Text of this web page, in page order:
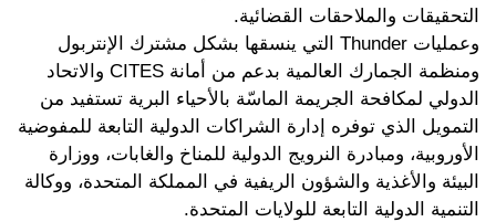
التحقيقات والملاحقات القضائية.
وعمليات Thunder التي ينسقها بشكل مشترك الإنتربول
ومنظمة الجمارك العالمية بدعم من أمانة CITES والاتحاد
الدولي لمكافحة الجريمة الماسّة بالأحياء البرية تستفيد من
التمويل الذي توفره إدارة الشراكات الدولية التابعة للمفوضية
الأوروبية، ومبادرة النرويج الدولية للمناخ والغابات، ووزارة
البيئة والأغذية والشؤون الريفية في المملكة المتحدة، ووكالة
التنمية الدولية التابعة للولايات المتحدة.